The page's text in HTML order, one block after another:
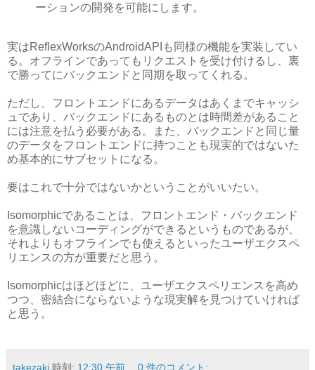
ーションの開発を可能にします。
実はReflexWorksのAndroidAPIも同様の機能を実装してい
る。オフラインであってもリクエストを受け付けるし、裏
で勝ってにバックエンドと同期を取ってくれる。
ただし、フロントエンドにあるデータはあくまでキャッシ
ュであり、バックエンドにあるものとは時間差があること
には注意を払う必要がある。また、バックエンドと同じ量
のデータをフロントエンドに持つことも現実的ではないた
め基本的にサブセットになる。
要はこれで十分ではないかということがいいたい。
Isomorphicであることは、フロントエンド・バックエンド
を意識しないコーディングができるというものであるが、
それよりもオフラインでも使えるといったユーザエクスペ
リエンスの方が重要だと思う。
Isomorphicはほどほどに、ユーザエクスペリエンスを高め
つつ、密結合にならないような現実解を見つけていければ
と思う。
takezaki 時刻: 12:30 午前 0 件のコメント: